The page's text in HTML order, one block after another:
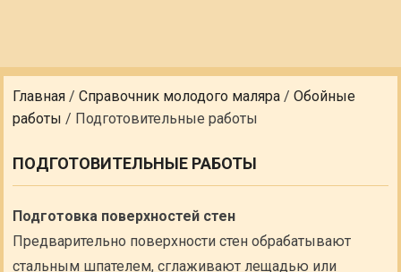
Главная /Справочник молодого маляра /Обойные
работы / Подготовительные работы
ПОДГОТОВИТЕЛЬНЫЕ РАБОТЫ
Подготовка поверхностей стен
Предварительно поверхности стен обрабатывают
стальным шпателем, сглаживают лещадью или